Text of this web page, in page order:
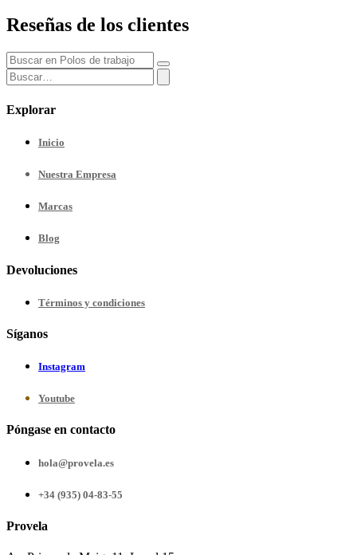
Reseñas de los clientes
Explorar
Inicio
Nuestra Empresa
Marcas
Blog
Devoluciones
Términos y condiciones
Síganos
Instagram
Youtube
Póngase en contacto
hola@provela.es
+34 (935) 04-83-55
Provela